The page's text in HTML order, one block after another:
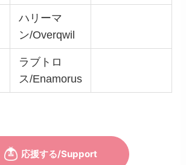
ハリーマ
ン/Overqwil
ラブトロ
ス/Enamorus